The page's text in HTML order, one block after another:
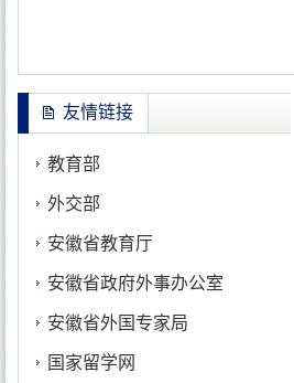
友情链接
教育部
外交部
安徽省教育厅
安徽省政府外事办公室
安徽省外国专家局
国家留学网